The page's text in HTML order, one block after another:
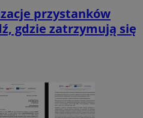
przystanków
gdzie zatrzymują się